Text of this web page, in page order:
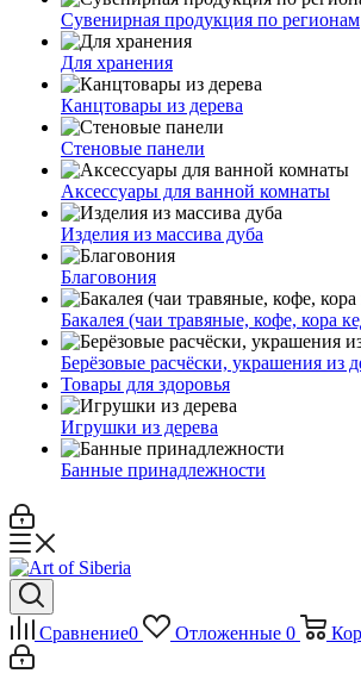
Сувенирная продукция по регионам
Для хранения
Канцтовары из дерева
Стеновые панели
Аксессуары для ванной комнаты
Изделия из массива дуба
Благовония
Бакалея (чаи травяные, кофе, кора
Берёзовые расчёски, украшения из
Товары для здоровья
Игрушки из дерева
Банные принадлежности
Сравнение0 Отложенные 0